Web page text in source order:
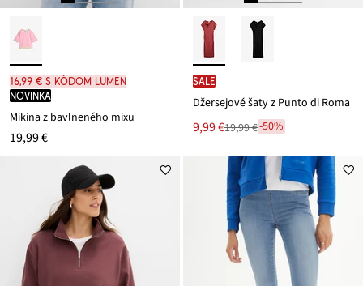
16,99 € s kódom LUMEN
novinka
Mikina z bavlneného mixu
19,99 €
SALE
Džersejové šaty z Punto di Roma
Nová
cena
9,99 €
Zľava
19,99 €
19,99 €-50%